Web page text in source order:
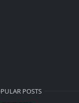
POSTS